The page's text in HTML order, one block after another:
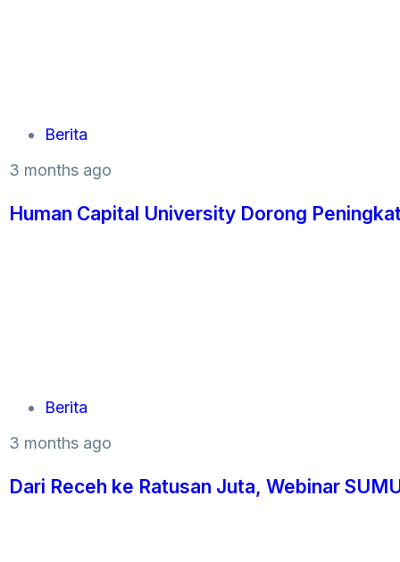
Berita
3 months ago
Human Capital University Dorong
Berita
3 months ago
Dari Receh ke Ratusan Juta, Webinar